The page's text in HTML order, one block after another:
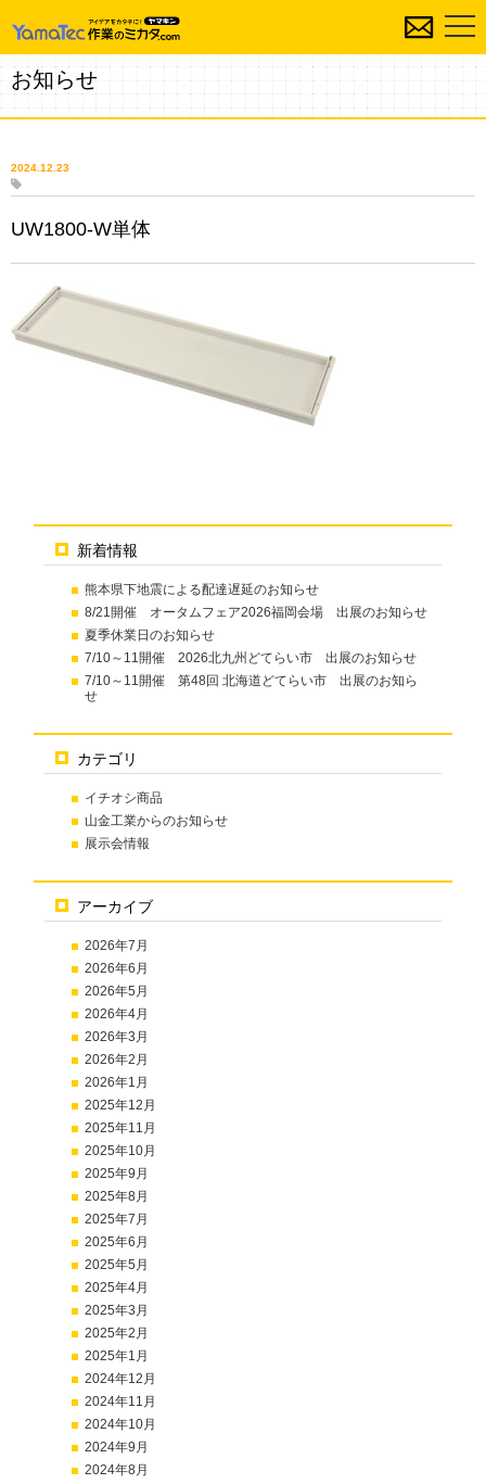
お知らせ
新着情報
熊本県下地震による配達遅延のお知らせ
8/21開催 オータムフェア2026福岡会場 出展のお知らせ
夏季休業日のお知らせ
7/10～11開催 2026北九州どてらい市 出展のお知らせ
7/10～11開催 第48回 北海道どてらい市 出展のお知ら
せ
カテゴリ
イチオシ商品
山金工業からのお知らせ
展示会情報
アーカイブ
2026年7月
2026年6月
2026年5月
2026年4月
2026年3月
2026年2月
2026年1月
2025年12月
2025年11月
2025年10月
2025年9月
2025年8月
2025年7月
2025年6月
2025年5月
2025年4月
2025年3月
2025年2月
2025年1月
2024年12月
2024年11月
2024年10月
2024年9月
2024年8月
2024.12.23
UW1800-W単体